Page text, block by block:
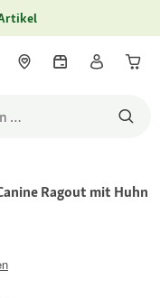
Ragout mit Huhn